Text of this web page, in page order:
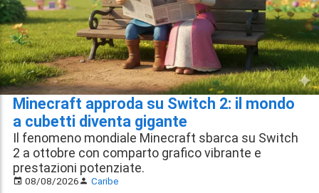
Minecraft approda su Switch 2: il mondo
a cubetti diventa gigante
Il fenomeno mondiale Minecraft sbarca su Switch
2 a ottobre con comparto grafico vibrante e
prestazioni potenziate.
08/08/2026 Caribe